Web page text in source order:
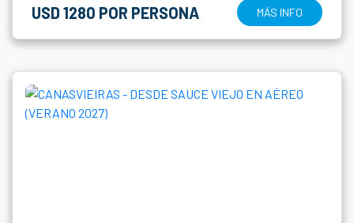
USD 1280 POR PERSONA MÁS INFO